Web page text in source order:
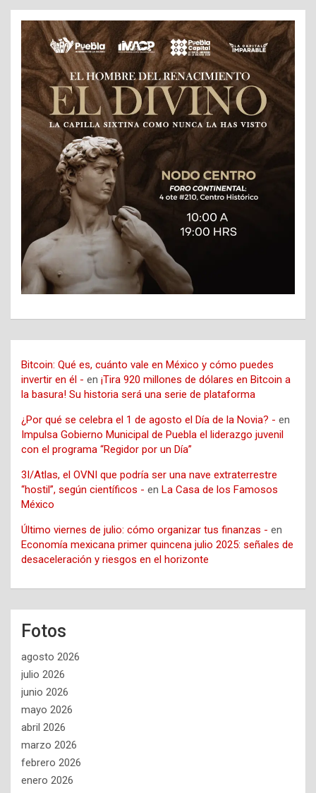
Bitcoin: Qué es, cuánto vale en México y cómo puedes
invertir en él - en ¡Tira 920 millones de dólares en Bitcoin a
la basura! Su historia será una serie de plataforma
¿Por qué se celebra el 1 de agosto el Día de la Novia? - en
Impulsa Gobierno Municipal de Puebla el liderazgo juvenil
con el programa “Regidor por un Día”
3I/Atlas, el OVNI que podría ser una nave extraterrestre
“hostil”, según científicos - en La Casa de los Famosos
México
Último viernes de julio: cómo organizar tus finanzas - en
Economía mexicana primer quincena julio 2025: señales de
desaceleración y riesgos en el horizonte
Fotos
agosto 2026
julio 2026
junio 2026
mayo 2026
abril 2026
marzo 2026
febrero 2026
enero 2026